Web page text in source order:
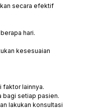
secara efektif
hari.
kesesuaian
faktor lainnya.
bagi setiap pasien.
lakukan konsultasi